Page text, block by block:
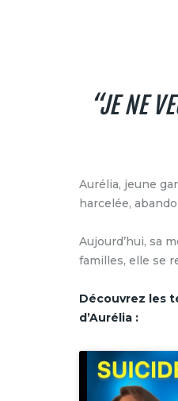
“JE NE
Aurélia, jeune
harcelée,
Aujourd’hui, sa
familles, elle se
Découvrez les
d’Aurélia :